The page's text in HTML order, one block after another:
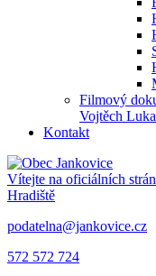
Filmový
Vojtěch
Kontakt
Vítejte na oficiálních
Hradiště
podatelna@jankovice.cz
572 572 724